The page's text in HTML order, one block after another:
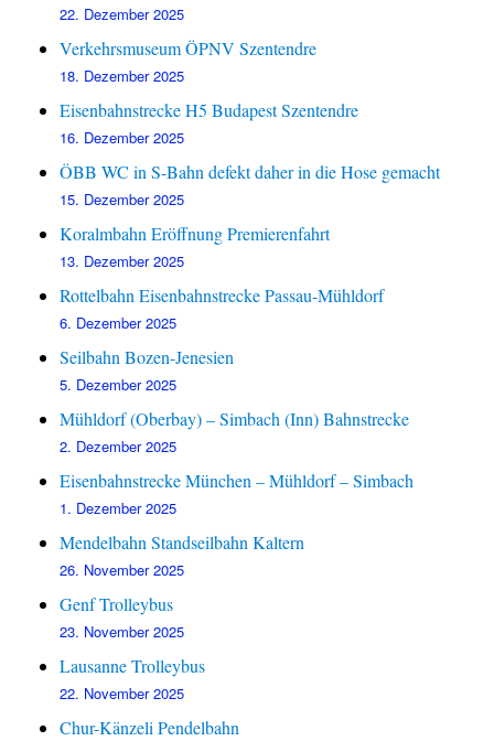
22. Dezember 2025
Verkehrsmuseum ÖPNV Szentendre
18. Dezember 2025
Eisenbahnstrecke H5 Budapest Szentendre
16. Dezember 2025
ÖBB WC in S-Bahn defekt daher in die Hose gemacht
15. Dezember 2025
Koralmbahn Eröffnung Premierenfahrt
13. Dezember 2025
Rottelbahn Eisenbahnstrecke Passau-Mühldorf
6. Dezember 2025
Seilbahn Bozen-Jenesien
5. Dezember 2025
Mühldorf (Oberbay) – Simbach (Inn) Bahnstrecke
2. Dezember 2025
Eisenbahnstrecke München – Mühldorf – Simbach
1. Dezember 2025
Mendelbahn Standseilbahn Kaltern
26. November 2025
Genf Trolleybus
23. November 2025
Lausanne Trolleybus
22. November 2025
Chur-Känzeli Pendelbahn